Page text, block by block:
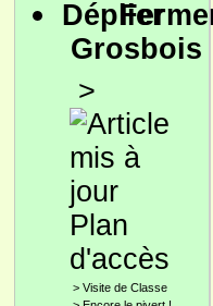
Grosbois
>
Plan
d'accès
> Visite de Classe